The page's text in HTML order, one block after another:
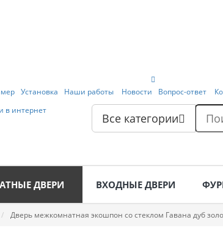
Установка Наши работы Новости Вопрос-ответ
Все категории
ДВЕРИ ВХОДНЫЕ ДВЕРИ
Дверь межкомнатная экошпон со стеклом Гавана дуб